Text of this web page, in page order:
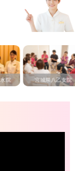
宮城県八乙女院